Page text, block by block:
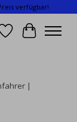
verfügbar!
Wunschzettel
Ihr
|